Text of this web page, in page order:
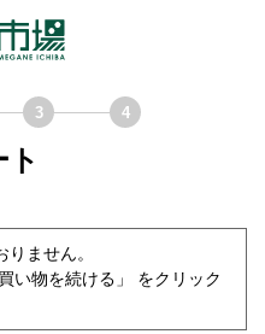
ト
ません。
い物を続ける」 をクリック